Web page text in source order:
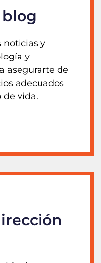
noticias y
y
asegurarte de
adecuados
de vida.